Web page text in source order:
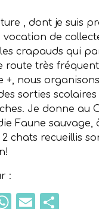
, dont je suis
de
crapauds qui
route très
+, nous
sorties
Je donne au
Faune sauvage,
2 chats recueillis
:
Email